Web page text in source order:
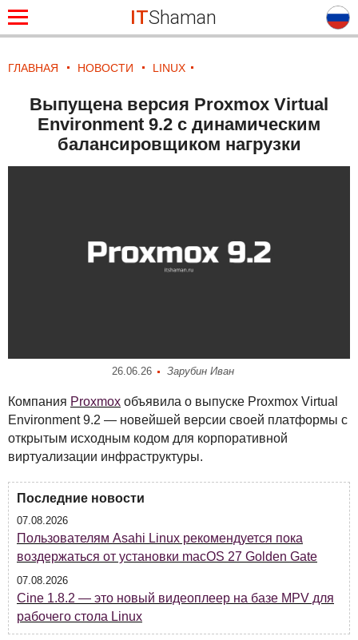
ITShaman
ГЛАВНАЯ НОВОСТИ LINUX
Выпущена версия Proxmox Virtual
Environment 9.2 с динамическим
балансировщиком нагрузки
26.06.26 Зарубин Иван
Компания Proxmox объявила о выпуске Proxmox Virtual
Environment 9.2 — новейшей версии своей платформы с
открытым исходным кодом для корпоративной
виртуализации инфраструктуры.
Последние новости
07.08.2026
Пользователям Asahi Linux рекомендуется пока
воздержаться от установки macOS 27 Golden Gate
07.08.2026
Cine 1.8.2 — это новый видеоплеер на базе MPV для
рабочего стола Linux